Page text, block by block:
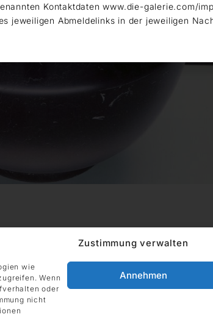
Zustimmung verwalten
wie
Wenn
oder
nicht
Annehmen
ADRESSE
Kontaktdaten www.die-galerie.com/
jeweiligen Abmeldelinks in der jeweiligen